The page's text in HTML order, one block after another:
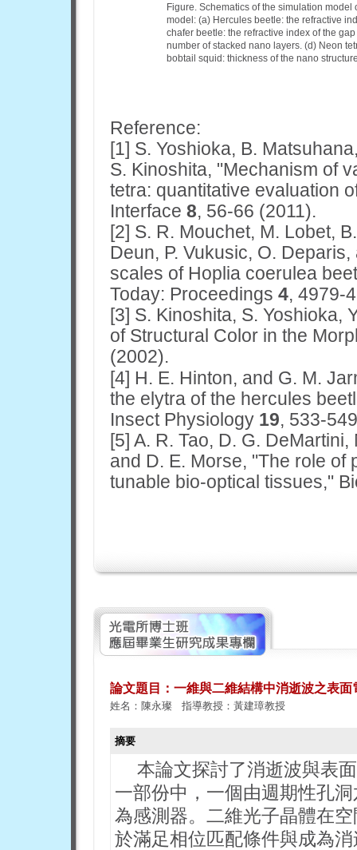
Figure. Schematics of the simulation
model: (a) Hercules beetle: the refractive
chafer beetle: the refractive index of the
number of stacked nano layers. (d) Neon
bobtail squid: thickness of the nano
Reference:
[1] S. Yoshioka, B.
S. Kinoshita, "Mechanism of
tetra: quantitative evaluation
Interface 8, 56-66 (2011).
[2] S. R. Mouchet, M. Lobet,
Deun, P. Vukusic, O.
scales of Hoplia coerulea
Today: Proceedings 4, 4979-
[3] S. Kinoshita, S. Yoshioka,
of Structural Color in the
(2002).
[4] H. E. Hinton, and G. M.
the elytra of the hercules
Insect Physiology 19, 533-
[5] A. R. Tao, D. G. DeMartini,
and D. E. Morse, "The role of
tunable bio-optical tissues,"
論文題目：一維與二維結構中消逝波之表
姓名：陳永璨 指導教授：黃建璋教授
摘要
本論文探討了消逝波與表
一部份中，一個由週期性孔
為感測器。二維光子晶體在
於滿足相位匹配條件與成為